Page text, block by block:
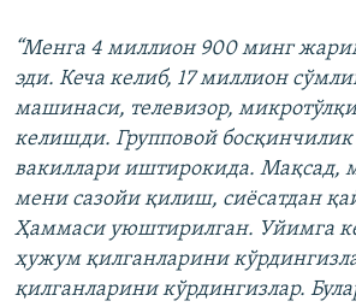
“Менга 4 миллион 900 минг
эди. Кеча келиб, 17 миллион
машинаси, телевизор,
келишди. Групповой
вакиллари иштирокида. Мақсад,
мени сазойи қилиш, сиёсатдан
Ҳаммаси уюштирилган. Уйимга
ҳужум қилганларини
қилганларини кўрдингизлар.